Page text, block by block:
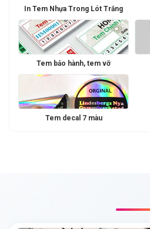
In Tem Nhựa Trong Lót Trắng
Tem bảo hành, tem vỡ
Tem decal 7 màu